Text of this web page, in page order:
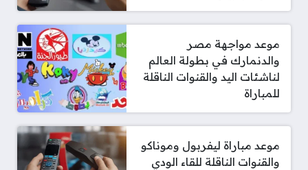
موعد مواجهة مصر
والدنمارك في بطولة العالم
لناشئات اليد والقنوات الناقلة
للمباراة
موعد مباراة ليفربول وموناكو
والقنوات الناقلة للقاء الودي